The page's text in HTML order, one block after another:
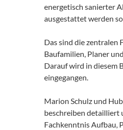
energetisch sanierter
ausgestattet werden
Das sind die zentralen
Baufamilien, Planer
Darauf wird in diesem
eingegangen.
Marion Schulz und
beschreiben detailliert
Fachkenntnis Aufbau,